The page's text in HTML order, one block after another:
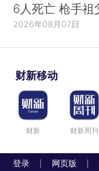
6人死亡 枪手祖
2026年08月07日
财新移动
财新 财新周刊
登录 网页版